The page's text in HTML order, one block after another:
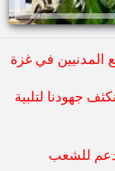
المدنيين في غزة
جهودنا لتلبية
للشعب